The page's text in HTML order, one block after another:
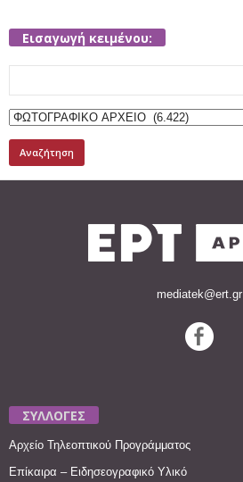
Εισαγωγή κειμένου:
for:
mediatek@ert.gr
ΣΥΛΛΟΓΕΣ
Αρχείο Τηλεοπτικού Προγράμματος
Επίκαιρα – Ειδησεογραφικό Υλικό